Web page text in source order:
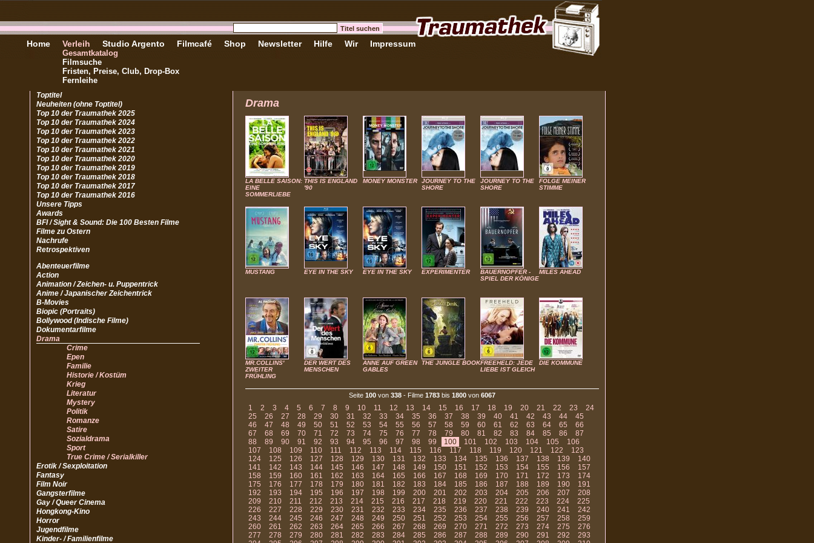
Home Verleih
Gesamtkatalog
Filmsuche
Fristen, Preise, Club, Drop-Box
Fernleihe
Studio Argento Filmcafé Shop Newsletter Hilfe Wir Impressum
Toptitel
Neuheiten (ohne Toptitel)
Top 10 der Traumathek 2025
Top 10 der Traumathek 2024
Top 10 der Traumathek 2023
Top 10 der Traumathek 2022
Top 10 der Traumathek 2021
Top 10 der Traumathek 2020
Top 10 der Traumathek 2019
Top 10 der Traumathek 2018
Top 10 der Traumathek 2017
Top 10 der Traumathek 2016
Unsere Tipps
Awards
BFI / Sight & Sound: Die 100 Besten Filme
Filme zu Ostern
Nachrufe
Retrospektiven
Abenteuerfilme
Action
Animation / Zeichen- u. Puppentrick
Anime / Japanischer Zeichentrick
B-Movies
Biopic (Portraits)
Bollywood (Indische Filme)
Dokumentarfilme
Drama
Crime
Epen
Familie
Historie / Kostüm
Krieg
Literatur
Mystery
Politik
Romanze
Satire
Sozialdrama
Sport
True Crime / Serialkiller
Erotik / Sexploitation
Fantasy
Film Noir
Gangsterfilme
Gay / Queer Cinema
Hongkong-Kino
Horror
Jugendfilme
Kinder- / Familienfilme
Drama
LA BELLE SAISON:
EINE
SOMMERLIEBE
THIS IS ENGLAND
'90
MONEY MONSTER
JOURNEY TO THE
SHORE
JOURNEY TO THE
SHORE
FOLGE MEINER
STIMME
MUSTANG EYE IN THE SKY EYE IN THE SKY EXPERIMENTER
BAUERNOPFER -
SPIEL DER KÖNIGE
MILES AHEAD
MR.COLLINS'
ZWEITER
FRÜHLING
DER WERT DES
MENSCHEN
ANNE AUF GREEN
GABLES
THE JUNGLE BOOKFREEHELD: JEDE
LIEBE IST GLEICH
DIE KOMMUNE
Seite 100 von 338 - Filme 1783 bis 1800 von 6067
1 2 3 4 5 6 7 8 9 10 11 12 13 14 15 16 17 18 19 20 21 22 23
24
25
26 27 28 29 30 31 32 33 34 35 36 37 38 39 40 41 42 43 44
45
46
47 48 49 50 51 52 53 54 55 56 57 58 59 60 61 62 63 64 65
66
67
68 69 70 71 72 73 74 75 76 77 78 79 80 81 82 83 84 85 86
87
88
89 90 91 92 93 94 95 96 97 98 99 100 101 102 103 104 105
106
107
108 109 110 111 112 113 114 115 116 117 118 119 120 121 122
123
124
125 126 127 128 129 130 131 132 133 134 135 136 137 138 139
140
141
142 143 144 145 146 147 148 149 150 151 152 153 154 155 156
157
158
159 160 161 162 163 164 165 166 167 168 169 170 171 172 173
174
175
176 177 178 179 180 181 182 183 184 185 186 187 188 189 190
191
192
193 194 195 196 197 198 199 200 201 202 203 204 205 206 207
208
209
210 211 212 213 214 215 216 217 218 219 220 221 222 223 224
225
226
227 228 229 230 231 232 233 234 235 236 237 238 239 240 241
242
243
244 245 246 247 248 249 250 251 252 253 254 255 256 257 258
259
260
261 262 263 264 265 266 267 268 269 270 271 272 273 274 275
276
277
278 279 280 281 282 283 284 285 286 287 288 289 290 291 292
293